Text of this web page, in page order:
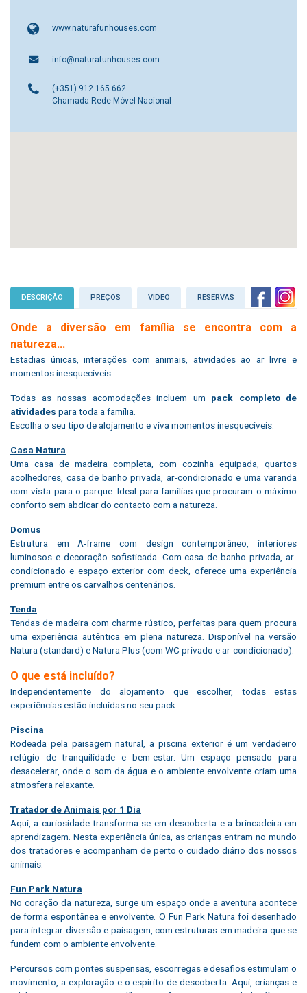
www.naturafunhouses.com
info@naturafunhouses.com
(+351) 912 165 662
Chamada Rede Móvel Nacional
DESCRIÇÃO PREÇOS VIDEO RESERVAS
Onde a diversão em família se encontra com a
natureza...
Estadias únicas, interações com animais, atividades ao ar livre e
momentos inesquecíveis
Todas as nossas acomodações incluem um pack completo de
atividades para toda a família.
Escolha o seu tipo de alojamento e viva momentos inesquecíveis.
Casa Natura
Uma casa de madeira completa, com cozinha equipada, quartos
acolhedores, casa de banho privada, ar-condicionado e uma varanda
com vista para o parque. Ideal para famílias que procuram o máximo
conforto sem abdicar do contacto com a natureza.
Domus
Estrutura em A-frame com design contemporâneo, interiores
luminosos e decoração sofisticada. Com casa de banho privada, ar-
condicionado e espaço exterior com deck, oferece uma experiência
premium entre os carvalhos centenários.
Tenda
Tendas de madeira com charme rústico, perfeitas para quem procura
uma experiência autêntica em plena natureza. Disponível na versão
Natura (standard) e Natura Plus (com WC privado e ar-condicionado).
O que está incluído?
Independentemente do alojamento que escolher, todas estas
experiências estão incluídas no seu pack.
Piscina
Rodeada pela paisagem natural, a piscina exterior é um verdadeiro
refúgio de tranquilidade e bem-estar. Um espaço pensado para
desacelerar, onde o som da água e o ambiente envolvente criam uma
atmosfera relaxante.
Tratador de Animais por 1 Dia
Aqui, a curiosidade transforma-se em descoberta e a brincadeira em
aprendizagem. Nesta experiência única, as crianças entram no mundo
dos tratadores e acompanham de perto o cuidado diário dos nossos
animais.
Fun Park Natura
No coração da natureza, surge um espaço onde a aventura acontece
de forma espontânea e envolvente. O Fun Park Natura foi desenhado
para integrar diversão e paisagem, com estruturas em madeira que se
fundem com o ambiente envolvente.
Percursos com pontes suspensas, escorregas e desafios estimulam o
movimento, a exploração e o espírito de descoberta. Aqui, crianças e